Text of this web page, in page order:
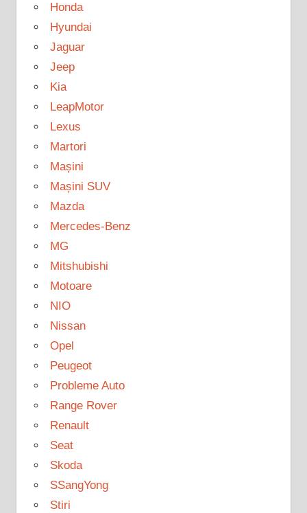
Honda
Hyundai
Jaguar
Jeep
Kia
LeapMotor
Lexus
Martori
Mașini
Mașini SUV
Mazda
Mercedes-Benz
MG
Mitshubishi
Motoare
NIO
Nissan
Opel
Peugeot
Probleme Auto
Range Rover
Renault
Seat
Skoda
SSangYong
Stiri